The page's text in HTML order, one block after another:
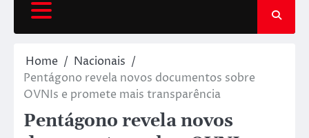
Home
Nacionais
Pentágono revela novos documentos sobre
OVNIs e promete mais transparência
Pentágono revela novos